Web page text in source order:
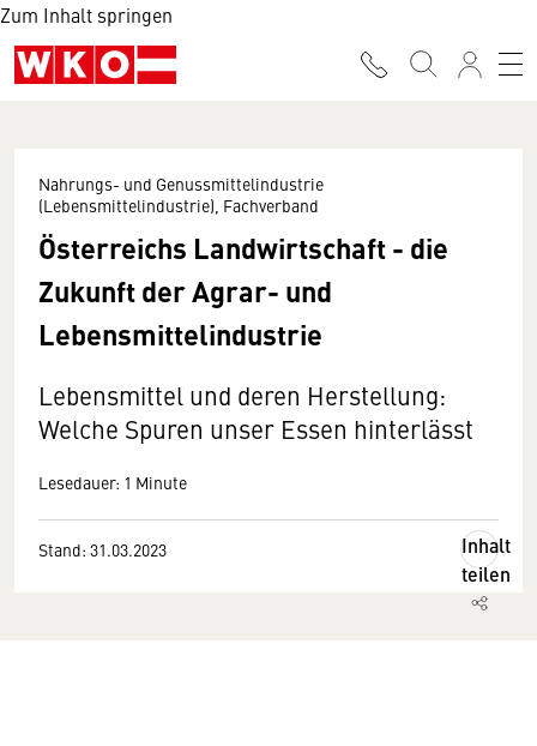
Zum Inhalt springen
Nahrungs- und Genussmittelindustrie
(Lebensmittelindustrie), Fachverband
Österreichs Landwirtschaft - die
Zukunft der Agrar- und
Lebensmittelindustrie
Lebensmittel und deren Herstellung:
Welche Spuren unser Essen hinterlässt
Lesedauer: 1 Minute
Stand: 31.03.2023
Inhalt
teilen